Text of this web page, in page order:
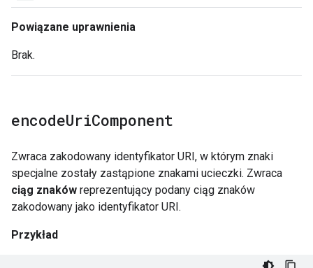
Powiązane uprawnienia
Brak.
encodeUriComponent
Zwraca zakodowany identyfikator URI, w którym znaki
specjalne zostały zastąpione znakami ucieczki. Zwraca
ciąg znaków reprezentujący podany ciąg znaków
zakodowany jako identyfikator URI.
Przykład